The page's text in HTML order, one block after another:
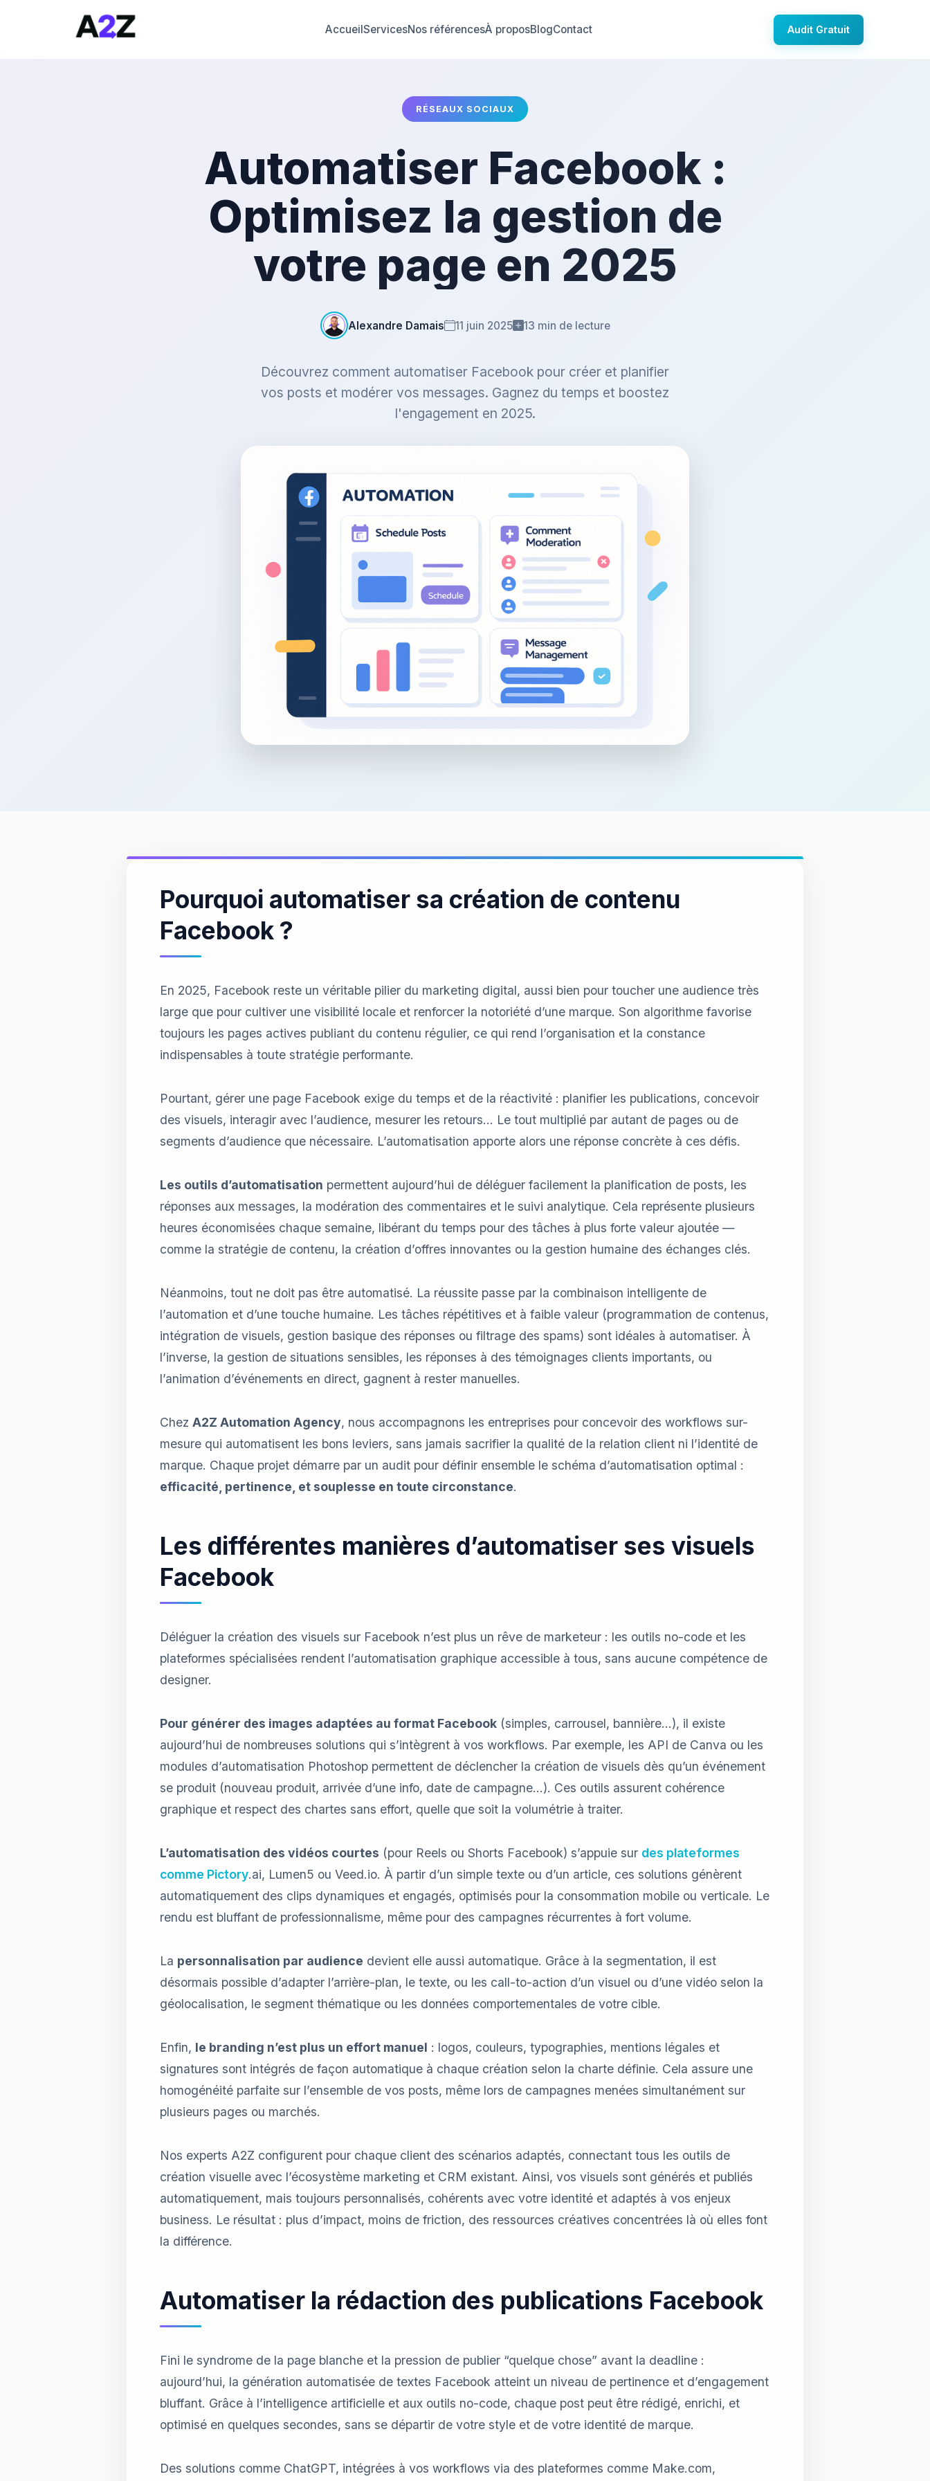
AccueilServicesNos référencesÀ proposBlogContact Audit Gratuit
RÉSEAUX SOCIAUX
Automatiser Facebook :
Optimisez la gestion de
votre page en 2025
Alexandre Damais 11 juin 2025 13 min de lecture
Découvrez comment automatiser Facebook pour créer et planifier
vos posts et modérer vos messages. Gagnez du temps et boostez
l'engagement en 2025.
Pourquoi automatiser sa création de contenu
Facebook ?
En 2025, Facebook reste un véritable pilier du marketing digital, aussi bien pour toucher une audience très
large que pour cultiver une visibilité locale et renforcer la notoriété d’une marque. Son algorithme favorise
toujours les pages actives publiant du contenu régulier, ce qui rend l’organisation et la constance
indispensables à toute stratégie performante.
Pourtant, gérer une page Facebook exige du temps et de la réactivité : planifier les publications, concevoir
des visuels, interagir avec l’audience, mesurer les retours… Le tout multiplié par autant de pages ou de
segments d’audience que nécessaire. L’automatisation apporte alors une réponse concrète à ces défis.
Les outils d’automatisation permettent aujourd’hui de déléguer facilement la planification de posts, les
réponses aux messages, la modération des commentaires et le suivi analytique. Cela représente plusieurs
heures économisées chaque semaine, libérant du temps pour des tâches à plus forte valeur ajoutée —
comme la stratégie de contenu, la création d’offres innovantes ou la gestion humaine des échanges clés.
Néanmoins, tout ne doit pas être automatisé. La réussite passe par la combinaison intelligente de
l’automation et d’une touche humaine. Les tâches répétitives et à faible valeur (programmation de contenus,
intégration de visuels, gestion basique des réponses ou filtrage des spams) sont idéales à automatiser. À
l’inverse, la gestion de situations sensibles, les réponses à des témoignages clients importants, ou
l’animation d’événements en direct, gagnent à rester manuelles.
Chez A2Z Automation Agency, nous accompagnons les entreprises pour concevoir des workflows sur-
mesure qui automatisent les bons leviers, sans jamais sacrifier la qualité de la relation client ni l’identité de
marque. Chaque projet démarre par un audit pour définir ensemble le schéma d’automatisation optimal :
efficacité, pertinence, et souplesse en toute circonstance.
Les différentes manières d’automatiser ses visuels
Facebook
Déléguer la création des visuels sur Facebook n’est plus un rêve de marketeur : les outils no-code et les
plateformes spécialisées rendent l’automatisation graphique accessible à tous, sans aucune compétence de
designer.
Pour générer des images adaptées au format Facebook (simples, carrousel, bannière…), il existe
aujourd’hui de nombreuses solutions qui s’intègrent à vos workflows. Par exemple, les API de Canva ou les
modules d’automatisation Photoshop permettent de déclencher la création de visuels dès qu’un événement
se produit (nouveau produit, arrivée d’une info, date de campagne…). Ces outils assurent cohérence
graphique et respect des chartes sans effort, quelle que soit la volumétrie à traiter.
L’automatisation des vidéos courtes (pour Reels ou Shorts Facebook) s’appuie sur des plateformes
comme Pictory.ai, Lumen5 ou Veed.io. À partir d’un simple texte ou d’un article, ces solutions génèrent
automatiquement des clips dynamiques et engagés, optimisés pour la consommation mobile ou verticale. Le
rendu est bluffant de professionnalisme, même pour des campagnes récurrentes à fort volume.
La personnalisation par audience devient elle aussi automatique. Grâce à la segmentation, il est
désormais possible d’adapter l’arrière-plan, le texte, ou les call-to-action d’un visuel ou d’une vidéo selon la
géolocalisation, le segment thématique ou les données comportementales de votre cible.
Enfin, le branding n’est plus un effort manuel : logos, couleurs, typographies, mentions légales et
signatures sont intégrés de façon automatique à chaque création selon la charte définie. Cela assure une
homogénéité parfaite sur l’ensemble de vos posts, même lors de campagnes menées simultanément sur
plusieurs pages ou marchés.
Nos experts A2Z configurent pour chaque client des scénarios adaptés, connectant tous les outils de
création visuelle avec l’écosystème marketing et CRM existant. Ainsi, vos visuels sont générés et publiés
automatiquement, mais toujours personnalisés, cohérents avec votre identité et adaptés à vos enjeux
business. Le résultat : plus d’impact, moins de friction, des ressources créatives concentrées là où elles font
la différence.
Automatiser la rédaction des publications Facebook
Fini le syndrome de la page blanche et la pression de publier “quelque chose” avant la deadline :
aujourd’hui, la génération automatisée de textes Facebook atteint un niveau de pertinence et d’engagement
bluffant. Grâce à l’intelligence artificielle et aux outils no-code, chaque post peut être rédigé, enrichi, et
optimisé en quelques secondes, sans se départir de votre style et de votre identité de marque.
Des solutions comme ChatGPT, intégrées à vos workflows via des plateformes comme Make.com,